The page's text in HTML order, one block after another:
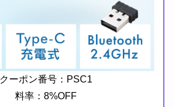
クーポン番号：PSC1
料率：8%OFF